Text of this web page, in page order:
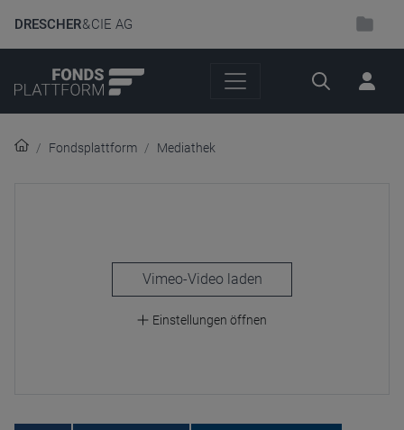
DRESCHER& CIE AG
Suche
Fondsplattform Mediathek
laden
Einstellungen öffnen